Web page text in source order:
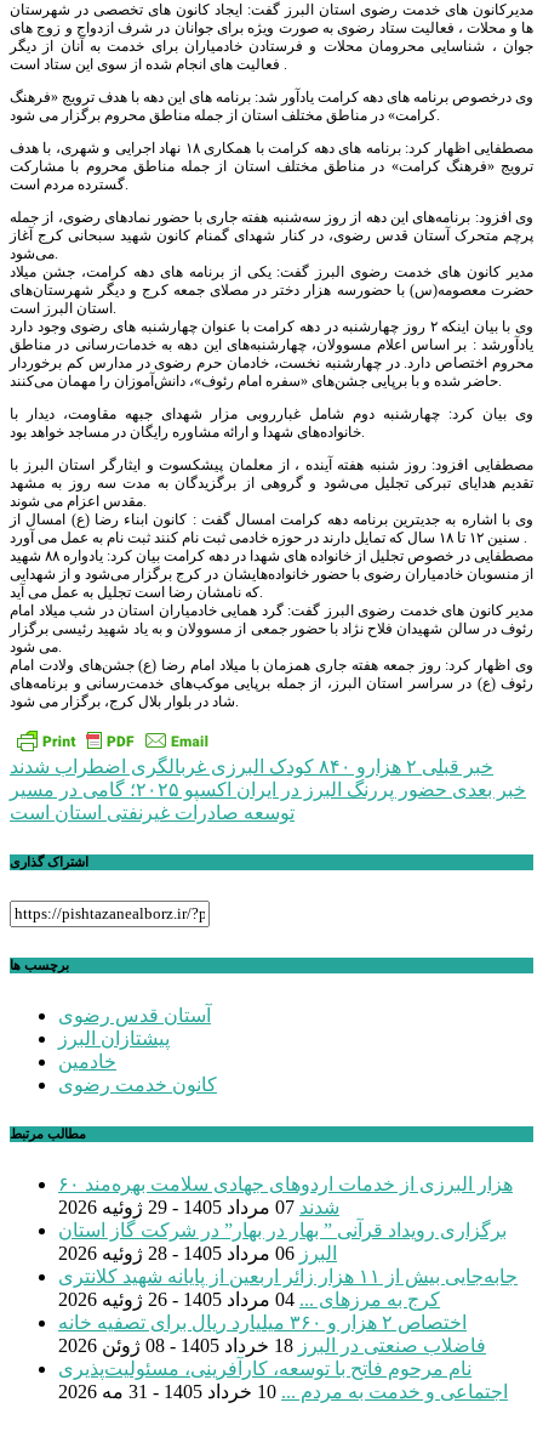
مدیرکانون های خدمت رضوی استان البرز گفت: ایجاد کانون های تخصصی در شهرستان
ها و محلات ، فعالیت ستاد رضوی به صورت ویژه برای جوانان در شرف ازدواج و زوج های
جوان ، شناسایی محرومان محلات و فرستادن خادمیاران برای خدمت به آنان از دیگر
فعالیت های انجام شده از سوی این ستاد است .
وی درخصوص برنامه های دهه کرامت یادآور شد: برنامه های این دهه با هدف ترویج «فرهنگ
کرامت» در مناطق مختلف استان از جمله مناطق محروم برگزار می شود.
مصطفایی اظهار کرد: برنامه های دهه کرامت با همکاری ۱۸ نهاد اجرایی و شهری، با هدف
ترویج «فرهنگ کرامت» در مناطق مختلف استان از جمله مناطق محروم با مشارکت
گسترده مردم است.
وی افزود: برنامه‌های این دهه از روز سه‌شنبه هفته جاری با حضور نمادهای رضوی، از جمله
پرچم متحرک آستان قدس رضوی، در کنار شهدای گمنام کانون شهید سبحانی کرج آغاز
می‌شود.
مدیر کانون های خدمت رضوی البرز گفت: یکی از برنامه های دهه کرامت، جشن میلاد
حضرت معصومه(س) با حضورسه هزار دختر در مصلای جمعه کرج و دیگر شهرستان‌های
استان البرز است.
وی با بیان اینکه ۲ روز چهارشنبه در دهه کرامت با عنوان چهارشنبه های رضوی وجود دارد
یادآورشد : بر اساس اعلام مسوولان، چهارشنبه‌های این دهه به خدمات‌رسانی در مناطق
محروم اختصاص دارد. در چهارشنبه نخست، خادمان حرم رضوی در مدارس کم‌ برخوردار
حاضر شده و با برپایی جشن‌های «سفره امام رئوف»، دانش‌آموزان را مهمان می‌کنند.
وی بیان کرد: چهارشنبه دوم شامل غبارروبی مزار شهدای جبهه مقاومت، دیدار با
خانواده‌های شهدا و ارائه مشاوره رایگان در مساجد خواهد بود.
مصطفایی افزود: روز شنبه هفته آینده ، از معلمان پیشکسوت و ایثارگر استان البرز با
تقدیم هدایای تبرکی تجلیل می‌شود و گروهی از برگزیدگان به مدت سه روز به مشهد
مقدس اعزام می شوند.
وی با اشاره به جدیترین برنامه دهه کرامت امسال گفت : کانون ابناء رضا (ع) امسال از
سنین ۱۲ تا ۱۸ سال که تمایل دارند در حوزه خادمی ثبت نام کنند ثبت نام به عمل می آورد .
مصطفایی در خصوص تجلیل از خانواده های شهدا در دهه کرامت بیان کرد: یادواره ۸۸ شهید
از منسوبان خادمیاران رضوی با حضور خانواده‌هایشان در کرج برگزار می‌شود و از شهدایی
که نامشان رضا است تجلیل به عمل می آید.
مدیر کانون های خدمت رضوی البرز گفت: گرد همایی خادمیاران استان در شب میلاد امام
رئوف در سالن شهیدان فلاح نژاد با حضور جمعی از مسوولان و به یاد شهید رئیسی برگزار
می شود.
وی اظهار کرد: روز جمعه هفته جاری همزمان با میلاد امام رضا (ع) جشن‌های ولادت امام
رئوف (ع) در سراسر استان البرز، از جمله برپایی موکب‌های خدمت‌رسانی و برنامه‌های
شاد در بلوار بلال کرج، برگزار می شود.
راهبری
نوشته
خبر قبلی ۲ هزارو ۸۴۰ کودک البرزی غربالگری اضطراب شدند
خبر بعدی
حضور پررنگ البرز در ایران اکسپو ۲۰۲۵؛ گامی در مسیر
توسعه صادرات غیرنفتی استان است
اشتراک گذاری
برچسب ها
آستان قدس رضوی
پیشتازان البرز
خادمین
کانون خدمت رضوی
مطالب مرتبط
۶۰ هزار البرزی از خدمات اردوهای جهادی سلامت بهره‌مند
شدند 07 مرداد 1405 - 29 ژوئیه 2026
برگزاری رویداد قرآنی ” بهار در بهار” در شرکت گاز استان
البرز 06 مرداد 1405 - 28 ژوئیه 2026
جابه‌جایی بیش از ۱۱ هزار زائر اربعین از پایانه شهید کلانتری
کرج به مرزهای ... 04 مرداد 1405 - 26 ژوئیه 2026
اختصاص ۲ هزار و ۳۶۰ میلیارد ریال برای تصفیه خانه
فاضلاب صنعتی در البرز 18 خرداد 1405 - 08 ژوئن 2026
نام مرحوم فاتح با توسعه، کارآفرینی، مسئولیت‌پذیری
اجتماعی و خدمت به مردم ... 10 خرداد 1405 - 31 مه 2026